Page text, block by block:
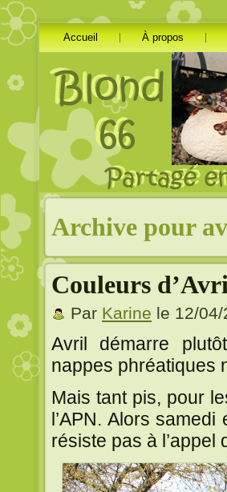
Accueil À propos
Archive pour
Couleurs
Par Karine le 12/04/
Avril démarre
nappes phréatiques
Mais tant pis, pour
l’APN. Alors
résiste pas à